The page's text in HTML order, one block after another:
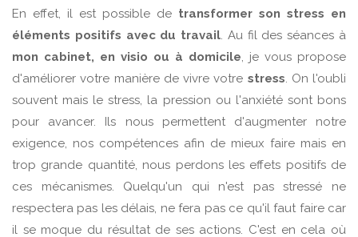
En effet, il est possible de transformer son stress en
éléments positifs avec du travail. Au fil des séances à
mon cabinet, en visio ou à domicile, je vous propose
d'améliorer votre manière de vivre votre stress. On l'oubli
souvent mais le stress, la pression ou l'anxiété sont bons
pour avancer. Ils nous permettent d'augmenter notre
exigence, nos compétences afin de mieux faire mais en
trop grande quantité, nous perdons les effets positifs de
ces mécanismes. Quelqu'un qui n'est pas stressé ne
respectera pas les délais, ne fera pas ce qu'il faut faire car
il se moque du résultat de ses actions. C'est en cela où